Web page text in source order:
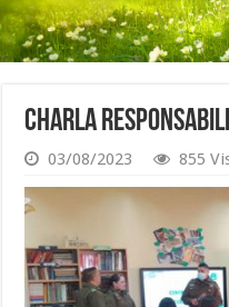
Charla
03/08/2023 855